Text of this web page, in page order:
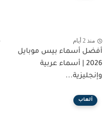
منذ 2 أيام
أفضل أسماء بيس موبايل
2026 | أسماء عربية
وإنجليزية...
ألعاب